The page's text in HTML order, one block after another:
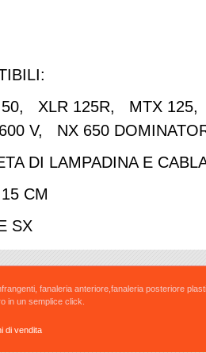
50, XLR 125R, MTX
V, NX 650
DI LAMPADINA E
CM
SX
fanaleria anteriore,fanaleria posteriore
in un semplice click.
di vendita